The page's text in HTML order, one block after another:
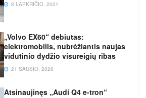
8 LAPKRIČIO, 2021
„Volvo EX60“ debiutas:
elektromobilis, nubrėžiantis naujas
vidutinio dydžio visureigių ribas
21 SAUSIO, 2026
Atsinaujinęs „Audi Q4 e-tron“